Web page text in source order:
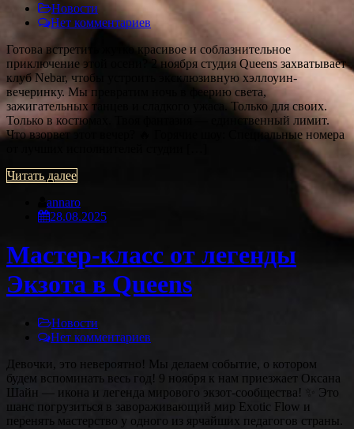
Новости
Нет комментариев
Готова встретить жутко красивое и соблазнительное
приключение этой осени? 2 ноября студия Queens захватывает
клуб Nebar, чтобы устроить эксклюзивную хэллоуин-
вечеринку. Мы превратим ночь в феерию света,
зажигательных танцев и сладкого ужаса. Только для своих.
Только в костюмах. Твоя фантазия — единственный лимит.
Что взорвет этот вечер? 🔥 Горячие шоу: Специальные номера
Читать далее
annaro
28.08.2025
Мастер-класс от легенды
Экзота в Queens
Новости
Нет комментариев
Девочки, это невероятно! Мы делаем событие, о котором
будем вспоминать весь год! 9 ноября к нам приезжает Оксана
Шайн — икона и легенда мирового экзот-сообщества! ✨ Это
шанс погрузиться в завораживающий мир Exotic Flow и
перенять мастерство у одного из ярчайших педагогов страны.